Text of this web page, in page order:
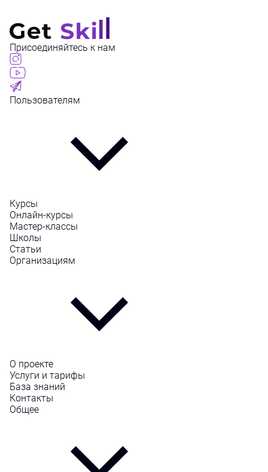
Присоединяйтесь к нам
Пользователям
Курсы
Онлайн-курсы
Мастер-классы
Школы
Статьи
Организациям
О проекте
Услуги и тарифы
База знаний
Контакты
Общее